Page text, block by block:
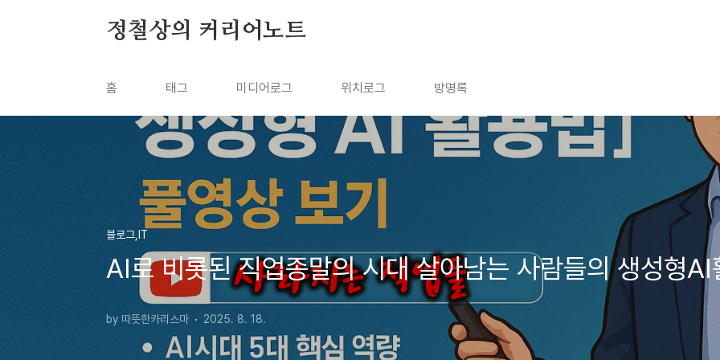
정철상의 커리어노트
홈 태그 미디어로그 위치로그 방명록
블로그,IT
AI로 비롯된 직업종말의 시대 살아남는 사람들의 생성형AI
by 따뜻한카리스마 2025. 8. 18.